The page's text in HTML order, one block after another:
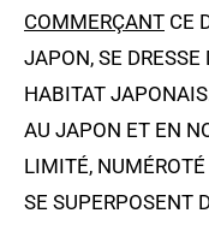
COMMERÇANT CE
JAPON, SE
HABITAT JAPONAIS
AU JAPON ET EN
LIMITÉ,
SE SUPERPOSENT